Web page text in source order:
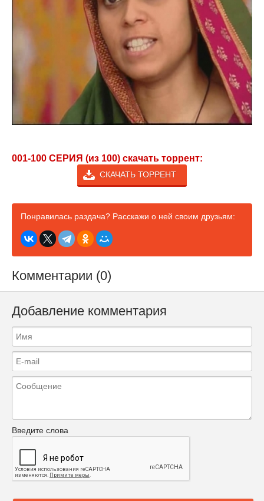
001-100 СЕРИЯ (из 100) скачать торрент:
СКАЧАТЬ ТОРРЕНТ
Понравилась раздача? Расскажи о ней своим друзьям:
Комментарии (0)
Добавление комментария
Введите слова